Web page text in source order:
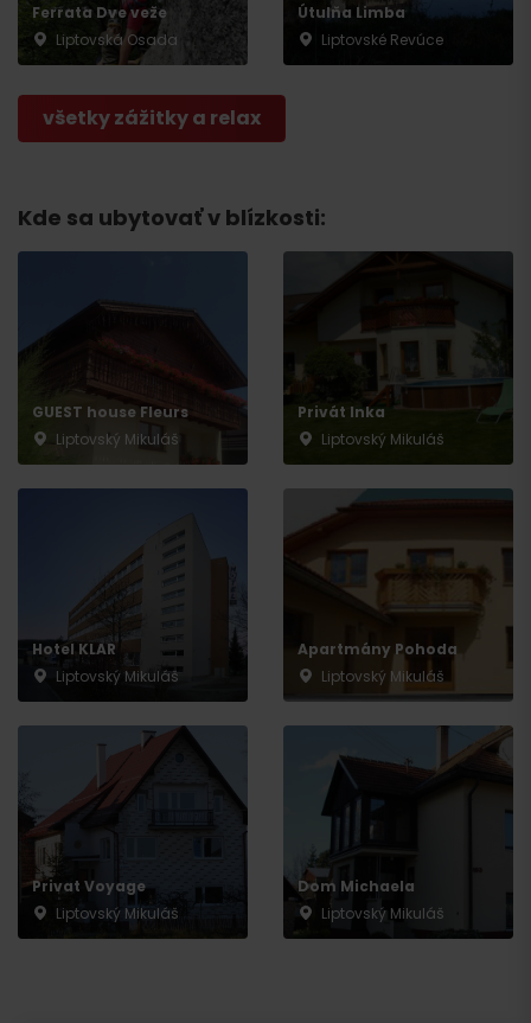
Ferrata Dve veže
Liptovská Osada
Útulňa Limba
Liptovské Revúce
všetky zážitky a relax
Kde sa ubytovať v blízkosti:
GUEST house Fleurs
Liptovský Mikuláš
Privát Inka
Liptovský Mikuláš
Hotel KLAR
Liptovský Mikuláš
Apartmány Pohoda
Liptovský Mikuláš
Privat Voyage
Liptovský Mikuláš
Dom Michaela
Liptovský Mikuláš
Odchod